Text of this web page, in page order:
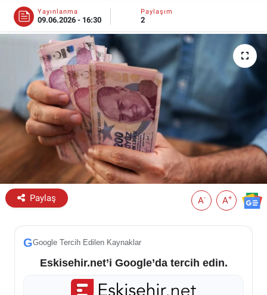
Yayınlanma
09.06.2026 - 16:30
Paylaşım
2
Paylaş A- A+
GGoogle Tercih Edilen Kaynaklar
Eskisehir.net’i Google’da tercih edin.
ESKİŞEHİR NÖBETÇİ ECZANELER
Eskişehir Haber İçerikleri
Eskişehir Hava Durumu
Eskişehir Tramvay Saatleri
Eskişehir Otobüs Saatleri